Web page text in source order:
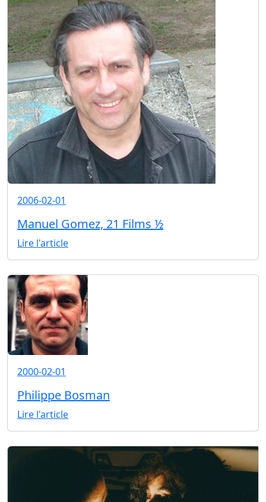
2006-02-01
Manuel Gomez, 21 Films ½
Lire l'article
2000-02-01
Philippe Bosman
Lire l'article